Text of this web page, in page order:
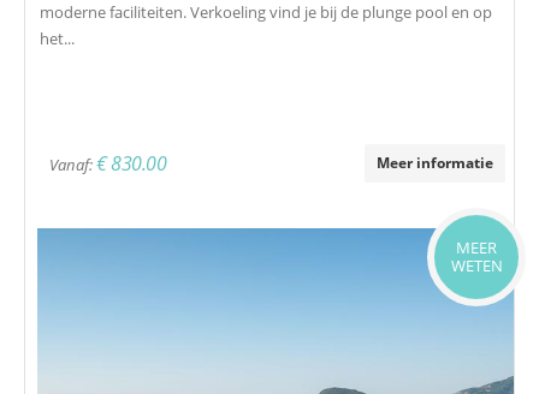
moderne faciliteiten. Verkoeling vind je bij de plunge pool en op
het...
Vanaf:€ 830.00 Meer informatie
MEER
WETEN